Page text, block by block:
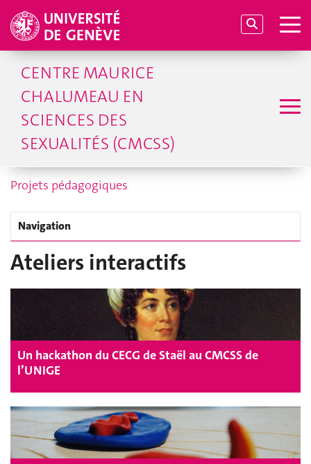
CENTRE MAURICE
CHALUMEAU EN
SCIENCES DES
SEXUALITÉS (CMCSS)
Projets pédagogiques
Navigation
Ateliers interactifs
Un hackathon du CECG de Staël au CMCSS de
l’UNIGE